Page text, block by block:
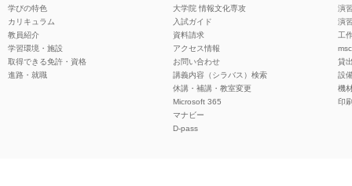
学びの特色
カリキュラム
教員紹介
学習環境・施設
取得できる免許・資格
進路・就職
大学院 情報文化専攻
入試ガイド
資料請求
アクセス情報
お問い合わせ
講義内容（シラバス）検索
休講・補講・教室変更
Microsoft 365
マナビー
D-pass
演
演
工
貸
設
機
印